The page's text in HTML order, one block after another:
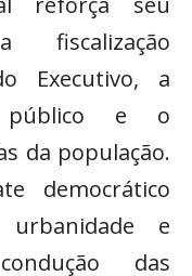
fiscalização
Executivo, a
público e o
da população.
democrático
e
das